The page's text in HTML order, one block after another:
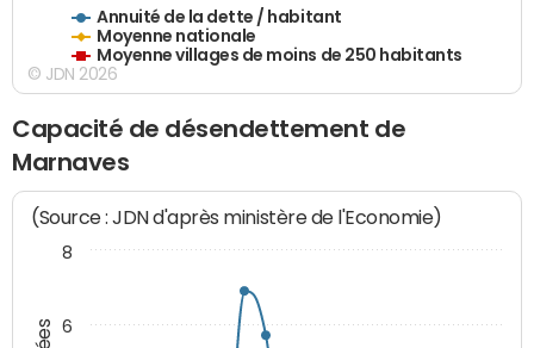
Annuité de la dette / habitant
Moyenne nationale
Moyenne villages de moins de 250 habitants
© JDN 2026
Capacité de désendettement de
Marnaves
(Source : JDN d'après ministère de l'Economie)
6
8